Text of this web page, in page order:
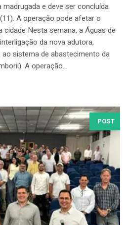
e deve ser concluída
A operação pode afetar o
Nesta semana, a Águas de
da nova adutora,
sistema de abastecimento da
A operação...
POST